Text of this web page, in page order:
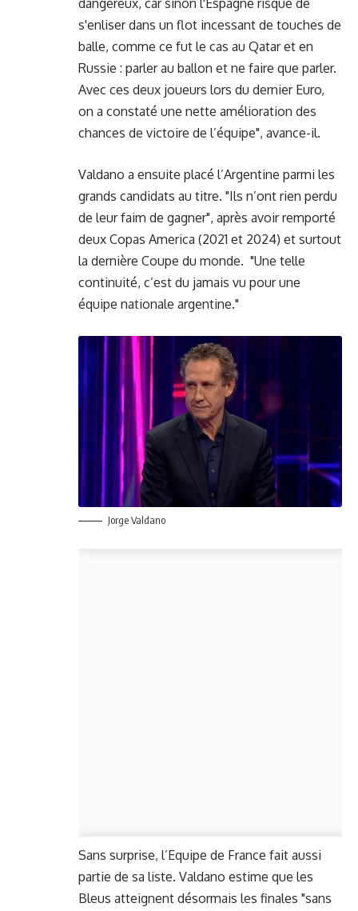
s'enliser dans un flot incessant de touches de
balle, comme ce fut le cas au Qatar et en
Russie : parler au ballon et ne faire que parler.
Avec ces deux joueurs lors du dernier Euro,
on a constaté une nette amélioration des
chances de victoire de l’équipe", avance-il.
Valdano a ensuite placé l’Argentine parmi les
grands candidats au titre. "Ils n’ont rien perdu
de leur faim de gagner", après avoir remporté
deux Copas America (2021 et 2024) et surtout
la dernière Coupe du monde. "Une telle
continuité, c’est du jamais vu pour une
équipe nationale argentine."
Jorge Valdano
Sans surprise, l’Equipe de France fait aussi
partie de sa liste. Valdano estime que les
Bleus atteignent désormais les finales "sans